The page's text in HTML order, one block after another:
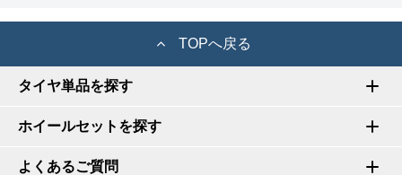
TOPへ戻る
タイヤ単品を探す
ホイールセットを探す
よくあるご質問